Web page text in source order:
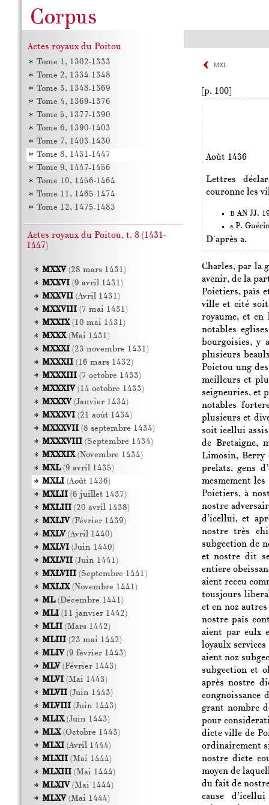
MXL
[p. 100]
Août 1436
Lettres
couronne les
B AN JJ.
aP.
D'après a.
Charles, par la
avenir, de la
Poictiers, païs
ville et cité soit
royaume, et
notables
bourgoisies, y
plusieurs
Poictou ung
meilleurs et
seigneuries, et
notables
plusieurs et
soit icellui
de Bretaigne,
Limosin, Berry
prelatz, gens
mesmement
Poictiers, à
nostre
d’icellui, et
nostre très
subgection de
et nostre dit
entiere
aient receu
tousjours
et en noz
nostre païs
aient par eulx
loyaulx
aient noz
subgection et
après nostre
congnoissance
grant nombre
pour
dicte ville de
ordinairement
nostre dicte
moyen de
du fait de
cause
Actes royaux du Poitou
Tome 1, 1302-1333
Tome 2, 1334-1348
Tome 3, 1348-1369
Tome 4, 1369-1376
Tome 5, 1377-1390
Tome 6, 1390-1403
Tome 7, 1403-1430
Tome 8, 1431-1447
Tome 9, 1447-1456
Tome 10, 1456-1464
Tome 11, 1465-1474
Tome 12, 1475-1483
Actes royaux du Poitou, t. 8 (1431-
1447)
MXXV(28 mars 1431)
MXXVI(9 avril 1431)
MXXVII(Avril 1431)
MXXVIII(7 mai 1431)
MXXIX(10 mai 1431)
MXXX(Mai 1431)
MXXXI(23 novembre 1431)
MXXXII(16 mars 1432)
MXXXIII(7 octobre 1433)
MXXXIV(14 octobre 1433)
MXXXV(Janvier 1434)
MXXXVI(21 août 1434)
MXXXVII(8 septembre 1434)
MXXXVIII(Septembre 1434)
MXXXIX(Novembre 1434)
MXL(9 avril 1435)
MXLI(Août 1436)
MXLII(6 juillet 1437)
MXLIII(20 avril 1438)
MXLIV(Février 1439)
MXLV(Avril 1440)
MXLVI(Juin 1440)
MXLVII(Juin 1441)
MXLVIII(Septembre 1441)
MXLIX(Novembre 1441)
ML(Décembre 1441)
MLI(11 janvier 1442)
MLII(Mars 1442)
MLIII(23 mai 1442)
MLIV(9 février 1443)
MLV(Février 1443)
MLVI(Mai 1443)
MLVII(Juin 1443)
MLVIII(Juin 1443)
MLIX(Juin 1443)
MLX(Octobre 1443)
MLXI(Avril 1444)
MLXII(Mai 1444)
MLXIII(Mai 1444)
MLXIV(Mai 1444)
MLXV(Mai 1444)